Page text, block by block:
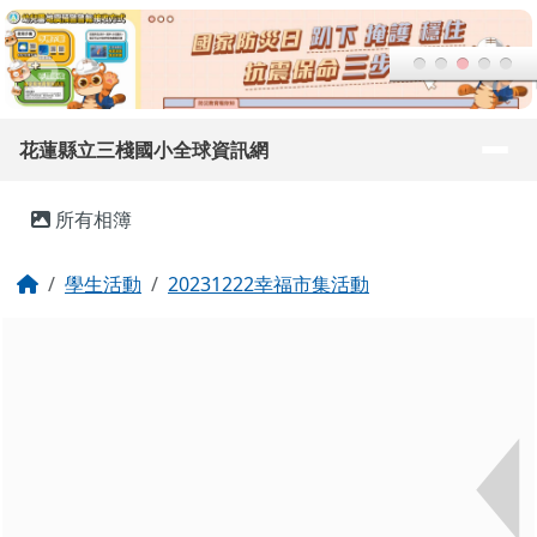
跳至主內容區
花蓮縣立三棧國小全球資訊網
導覽列
花蓮縣立三棧國小全球資訊網
所有相簿
回首頁學生活動 20231222幸福市集活動